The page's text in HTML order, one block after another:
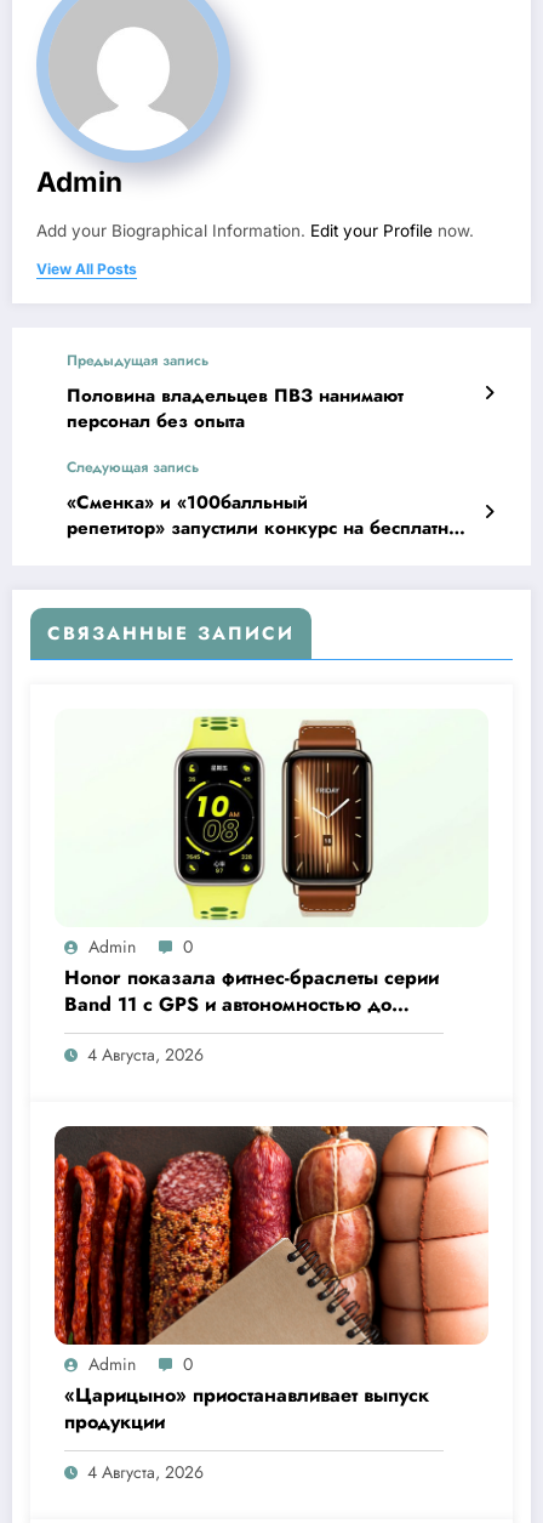
Admin
Add your Biographical Information. Edit your Profile now.
View All Posts
Предыдущая запись
Половина владельцев ПВЗ нанимают
персонал без опыта
Следующая запись
«Сменка» и «100балльный
репетитор» запустили конкурс на бесплатный
СВЯЗАННЫЕ ЗАПИСИ
Admin 0
Honor показала фитнес-браслеты серии
Band 11 с GPS и автономностью до
26 дней
4 Августа, 2026
Admin 0
«Царицыно» приостанавливает выпуск
продукции
4 Августа, 2026